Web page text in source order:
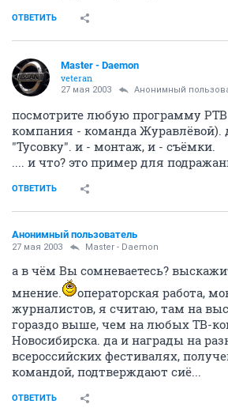
ОТВЕТИТЬ
Master - Daemon
veteran
27 мая 2003 Анонимный
посмотрите любую программу РТВ
компания - команда Журавлёвой).
"Тусовку". и - монтаж, и - съёмки.
.... и что? это пример для
ОТВЕТИТЬ
Анонимный пользователь
27 мая 2003 Master - Daemon
а в чём Вы сомневаетесь?
мнение.
операторская работа,
журналистов, я считаю, там на
гораздо выше, чем на любых ТВ-
Новосибирска. да и награды на
всероссийских фестивалях,
командой, подтверждают сиё...
ОТВЕТИТЬ